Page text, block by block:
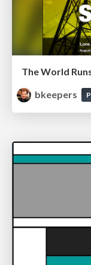
The World
bkeepers